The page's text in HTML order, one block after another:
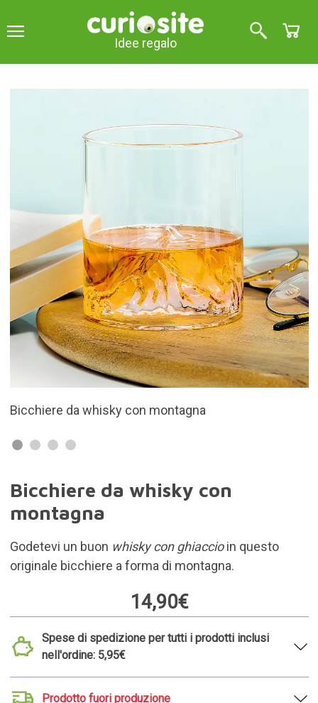
Idee regalo
con montagna
Bicchiere da whisky con
montagna
Godetevi un buon whisky con ghiaccioin questo
originale bicchiere a forma di montagna.
14,90€
Spese di spedizione per tutti i prodotti inclusi
nell'ordine: 5,95€
Prodotto fuori produzione